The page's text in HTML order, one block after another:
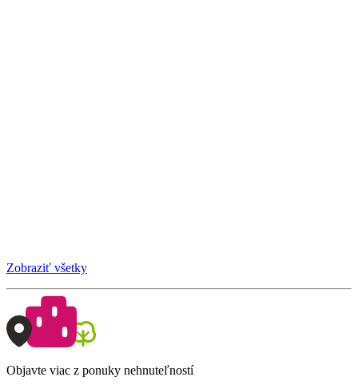
Zobraziť všetky
Objavte viac z ponuky nehnuteľností